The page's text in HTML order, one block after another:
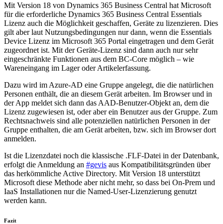
Mit Version 18 von Dynamics 365 Business Central hat Microsoft
für die erforderliche Dynamics 365 Business Central Essentials
Lizenz auch die Möglichkeit geschaffen, Geräte zu lizenzieren. Dies
gilt aber laut Nutzungsbedingungen nur dann, wenn die Essentials
Device Lizenz im Microsoft 365 Portal eingetragen und dem Gerät
zugeordnet ist. Mit der Geräte-Lizenz sind dann auch nur sehr
eingeschränkte Funktionen aus dem BC-Core möglich – wie
Wareneingang im Lager oder Artikelerfassung.
Dazu wird im Azure-AD eine Gruppe angelegt, die die natürlichen
Personen enthält, die an diesem Gerät arbeiten. Im Browser und in
der App meldet sich dann das AAD-Benutzer-Objekt an, dem die
Lizenz zugewiesen ist, oder aber ein Benutzer aus der Gruppe. Zum
Rechtsnachweis sind alle potenziellen natürlichen Personen in der
Gruppe enthalten, die am Gerät arbeiten, bzw. sich im Browser dort
anmelden.
Ist die Lizenzdatei noch die klassische .FLF-Datei in der Datenbank,
erfolgt die Anmeldung an #gevis aus Kompatibilitätsgründen über
das herkömmliche Active Directory. Mit Version 18 unterstützt
Microsoft diese Methode aber nicht mehr, so dass bei On-Prem und
IaaS Installationen nur die Named-User-Lizenzierung genutzt
werden kann.
Fazit